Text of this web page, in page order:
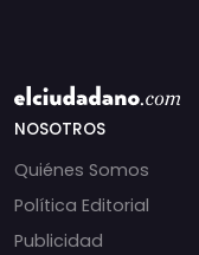
NOSOTROS
Quiénes Somos
Política Editorial
Publicidad